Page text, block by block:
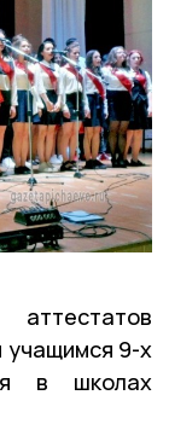
учащимся 9-х
в школах